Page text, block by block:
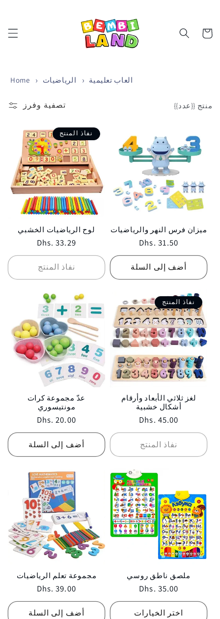
Cart
Home العاب تعليمية الرياضيات
تصفية وفرز منتج {{عدد}}
نفاذ المنتج
لوح الرياضيات الخشبي
Regular
price
Dhs. 33.29
نفاذ المنتج
ميزان فرس النهر والرياضيات
Regular
price
Dhs. 31.50
أضف إلى السلة
عدّ مجموعة كرات
مونتيسوري
Regular
price
Dhs. 20.00
أضف إلى السلة
نفاذ المنتج
لغز ثلاثي الأبعاد وأرقام
أشكال خشبية
Regular
price
Dhs. 45.00
نفاذ المنتج
مجموعة تعلم الرياضيات
Regular
price
Dhs. 39.00
أضف إلى السلة
ملصق ناطق روسي
Regular
price
Dhs. 35.00
اختر الخيارات